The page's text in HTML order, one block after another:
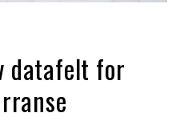
datafelt for